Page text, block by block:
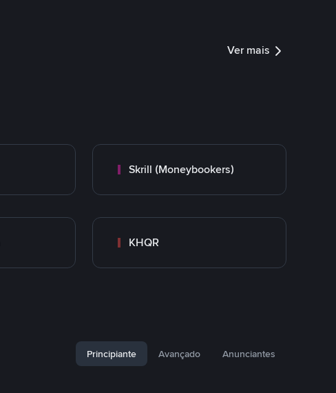
Ver mais
Skrill (Moneybookers)
KHQR
Principiante Avançado Anunciantes